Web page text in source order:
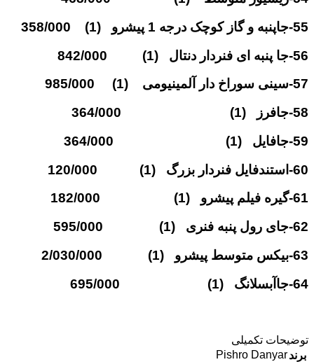
55-جاپنبه و گاز کوچک درجه 1 پیشرو (1) 358/000
56-جا پنبه ای فنردار دنتال (1) 842/000
57-سینی سوراخ دار آلمینیومی (1) 985/000
58-جافرز (1) 364/000
59-جافایل (1) 364/000
60-استندفایل فنردار بزرگ (1) 120/000
61-گیره فیلم پیشرو (1) 182/000
62-جای رول پنبه فنری (1) 595/000
63-بیکس متوسط پیشرو (1) 2/030/000
64-جاآبسلانگ (1) 695/000
توضیحات تکمیلی
برندPishro Danyar